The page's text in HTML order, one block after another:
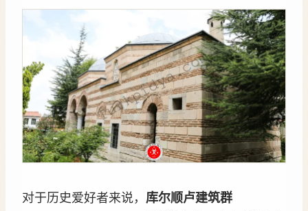
对于历史爱好者来说， 库尔顺卢建筑群